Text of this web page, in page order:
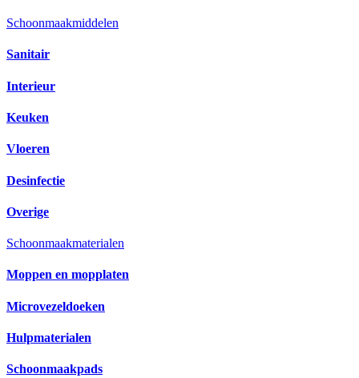
Schoonmaakmiddelen
Sanitair
Interieur
Keuken
Vloeren
Desinfectie
Overige
Schoonmaakmaterialen
Moppen en mopplaten
Microvezeldoeken
Hulpmaterialen
Schoonmaakpads